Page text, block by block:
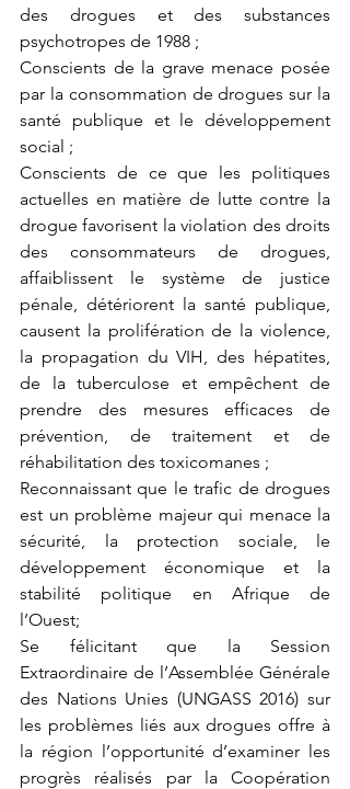
des drogues et des substances
psychotropes de 1988 ;
Conscients de la grave menace posée
par la consommation de drogues sur la
santé publique et le développement
social ;
Conscients de ce que les politiques
actuelles en matière de lutte contre la
drogue favorisent la violation des droits
des consommateurs de drogues,
affaiblissent le système de justice
pénale, détériorent la santé publique,
causent la prolifération de la violence,
la propagation du VIH, des hépatites,
de la tuberculose et empêchent de
prendre des mesures efficaces de
prévention, de traitement et de
réhabilitation des toxicomanes ;
Reconnaissant que le trafic de drogues
est un problème majeur qui menace la
sécurité, la protection sociale, le
développement économique et la
stabilité politique en Afrique de
l’Ouest;
Se félicitant que la Session
Extraordinaire de l’Assemblée Générale
des Nations Unies (UNGASS 2016) sur
les problèmes liés aux drogues offre à
la région l’opportunité d’examiner les
progrès réalisés par la Coopération